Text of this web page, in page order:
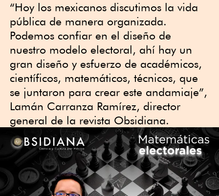
“Hoy los mexicanos discutimos la vida
pública de manera organizada.
Podemos confiar en el diseño de
nuestro modelo electoral, ahí hay un
gran diseño y esfuerzo de académicos,
científicos, matemáticos, técnicos, que
se juntaron para crear este andamiaje”,
Lamán Carranza Ramírez, director
general de la revista Obsidiana.